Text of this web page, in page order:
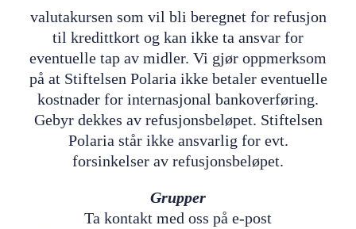
valutakursen som vil bli beregnet for refusjon
til kredittkort og kan ikke ta ansvar for
eventuelle tap av midler. Vi gjør oppmerksom
på at Stiftelsen Polaria ikke betaler eventuelle
kostnader for internasjonal bankoverføring.
Gebyr dekkes av refusjonsbeløpet. Stiftelsen
Polaria står ikke ansvarlig for evt.
forsinkelser av refusjonsbeløpet.
Grupper
Ta kontakt med oss på e-post